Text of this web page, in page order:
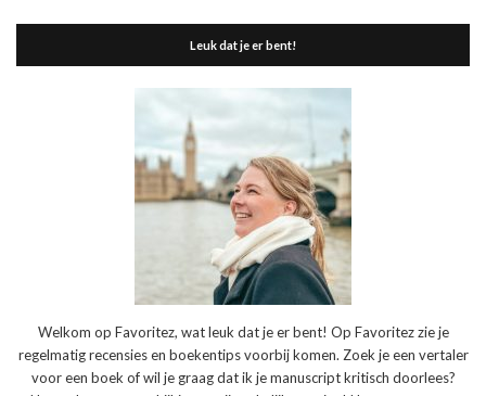
Leuk dat je er bent!
Welkom op Favoritez, wat leuk dat je er bent! Op Favoritez zie je
regelmatig recensies en boekentips voorbij komen. Zoek je een vertaler
voor een boek of wil je graag dat ik je manuscript kritisch doorlees?